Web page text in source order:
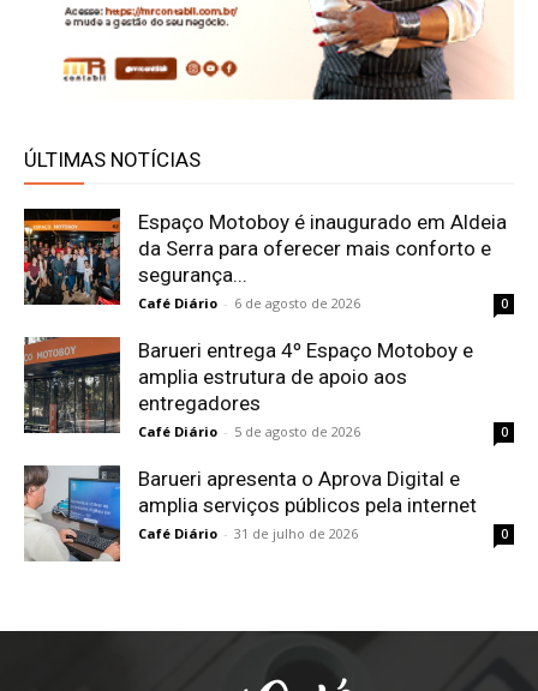
ÚLTIMAS NOTÍCIAS
Espaço Motoboy é inaugurado em Aldeia
da Serra para oferecer mais conforto e
segurança...
Café Diário - 6 de agosto de 2026 0
Barueri entrega 4º Espaço Motoboy e
amplia estrutura de apoio aos
entregadores
Café Diário - 5 de agosto de 2026 0
Barueri apresenta o Aprova Digital e
amplia serviços públicos pela internet
Café Diário - 31 de julho de 2026 0